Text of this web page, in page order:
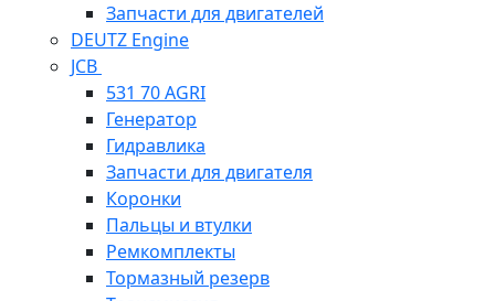
Запчасти для двигателей
DEUTZ Engine
JCB
531 70 AGRI
Генератор
Гидравлика
Запчасти для двигателя
Коронки
Пальцы и втулки
Ремкомплекты
Тормазный резерв